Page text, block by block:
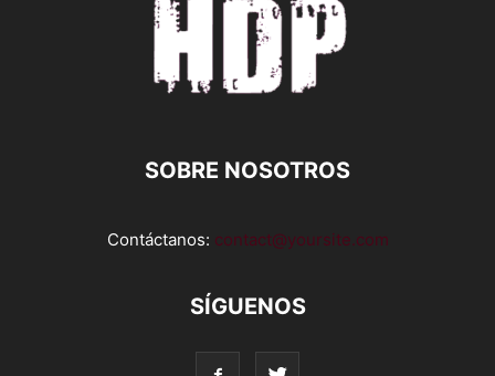
SOBRE NOSOTROS
Contáctanos: contact@yoursite.com
SÍGUENOS